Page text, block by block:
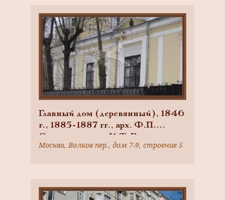
Главный дом (деревянный), 1846
г., 1885-1887 гг., арх. Ф.П.
Скоморошенко, И.Т. Владимиров
Москва, Волков пер., дом 7-9, строение 5